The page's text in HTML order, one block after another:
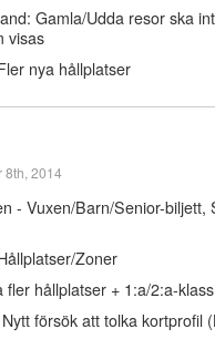
Gamla/Udda resor ska
visas
nya hållplatser
8th, 2014
- Vuxen/Barn/Senior-biljett,
Zoner
fler hållplatser + 1:a/2:a-klass
försök att tolka kortprofil